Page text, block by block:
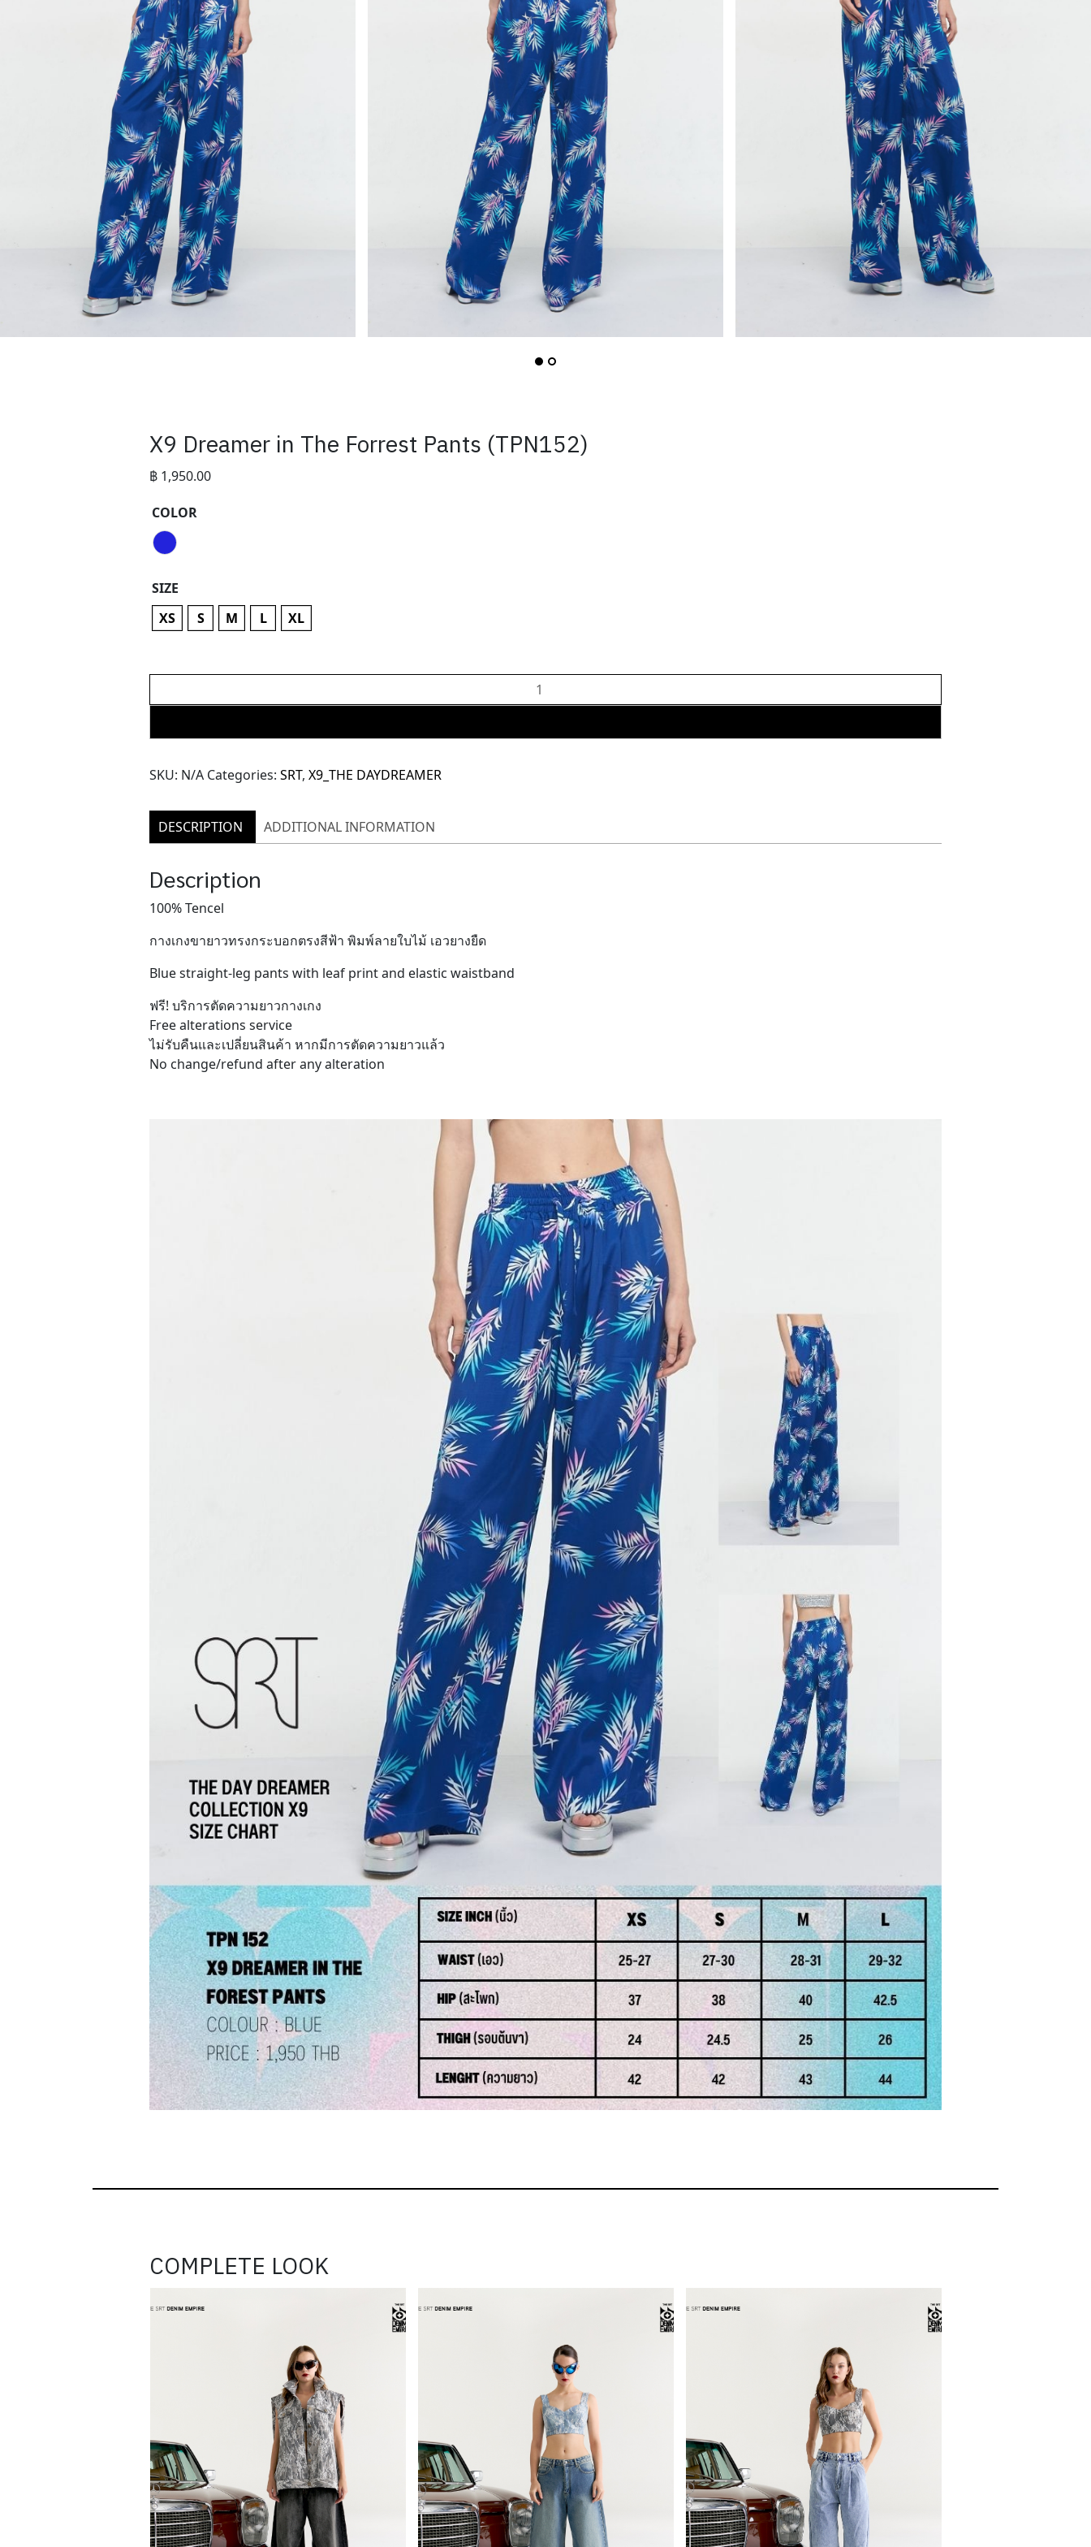
X9 Dreamer in The Forrest Pants (TPN152)
฿ 1,950.00
COLOR
SIZE
XS
S M L XL
Dreamer
The
Pants
quantity
SKU: N/A Categories: SRT, X9_THE DAYDREAMER
DESCRIPTION ADDITIONAL INFORMATION
Description
100% Tencel
กางเกงขายาวทรงกระบอกตรงสีฟ้า พิมพ์ลายใบไม้ เอวยางยืด
Blue straight-leg pants with leaf print and elastic waistband
ฟรี! บริการตัดความยาวกางเกง
Free alterations service
ไม่รับคืนและเปลี่ยนสินค้า หากมีการตัดความยาวแล้ว
No change/refund after any alteration
COMPLETE LOOK